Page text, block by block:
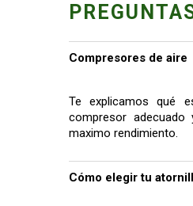
Compresores de aire
Te explicamos qué
compresor
maximo rendimiento.
Cómo elegir tu